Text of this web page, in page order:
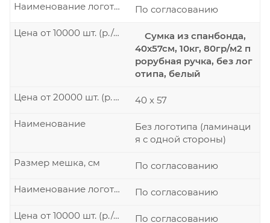
По согласованию
Наименование логотипа
Сумка из спанбонда,
40х57см, 10кг, 80гр/м2 п
рорубная ручка, без лог
отипа, белый
Цена от 10000 шт. (р./шт.)
40 x 57
Цена от 20000 шт. (р./шт.)
Без логотипа (ламинаци
я с одной стороны)
Наименование
По согласованию
Размер мешка, см
По согласованию
Наименование логотипа
По согласованию
Цена от 10000 шт. (р./шт.)